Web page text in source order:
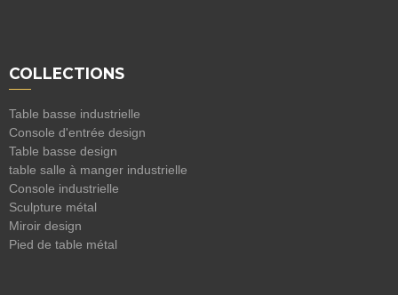
COLLECTIONS
Table basse industrielle
Console d'entrée design
Table basse design
table salle à manger industrielle
Console industrielle
Sculpture métal
Miroir design
Pied de table métal